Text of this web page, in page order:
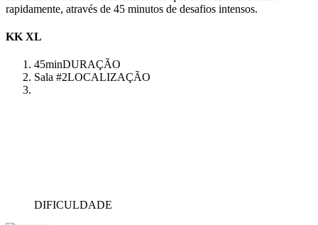
rapidamente, através de 45 minutos de desafios intensos.
KK XL
45minDURAÇÃO
Sala #2LOCALIZAÇÃO
DIFICULDADE